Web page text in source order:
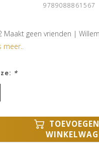
9789088861567
Maakt geen vrienden |
meer..
*